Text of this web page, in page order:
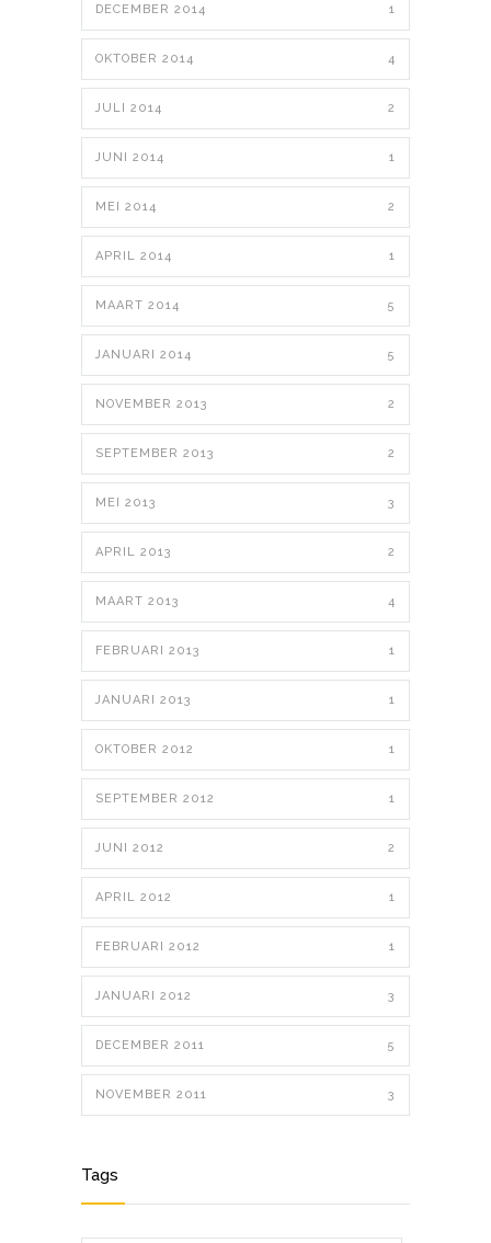
DECEMBER 2014 1
OKTOBER 2014 4
JULI 2014 2
JUNI 2014 1
MEI 2014 2
APRIL 2014 1
MAART 2014 5
JANUARI 2014 5
NOVEMBER 2013 2
SEPTEMBER 2013 2
MEI 2013 3
APRIL 2013 2
MAART 2013 4
FEBRUARI 2013 1
JANUARI 2013 1
OKTOBER 2012 1
SEPTEMBER 2012 1
JUNI 2012 2
APRIL 2012 1
FEBRUARI 2012 1
JANUARI 2012 3
DECEMBER 2011 5
NOVEMBER 2011 3
Tags